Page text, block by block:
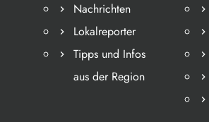
Nachrichten
Lokalreporter
Tipps und Infos
aus der Region